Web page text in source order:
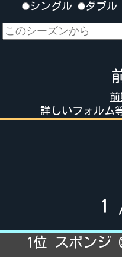
シングル
ダブル
詳しいフォルム
1
1位 スポンジ